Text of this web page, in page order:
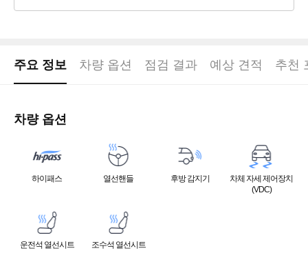
주요 정보 차량 옵션 점검 결과 예상 견적 추천
차량 옵션
하이패스 열선핸들 후방 감지기
차체 자세 제어장치
(VDC)
운전석 열선시트 조수석 열선시트